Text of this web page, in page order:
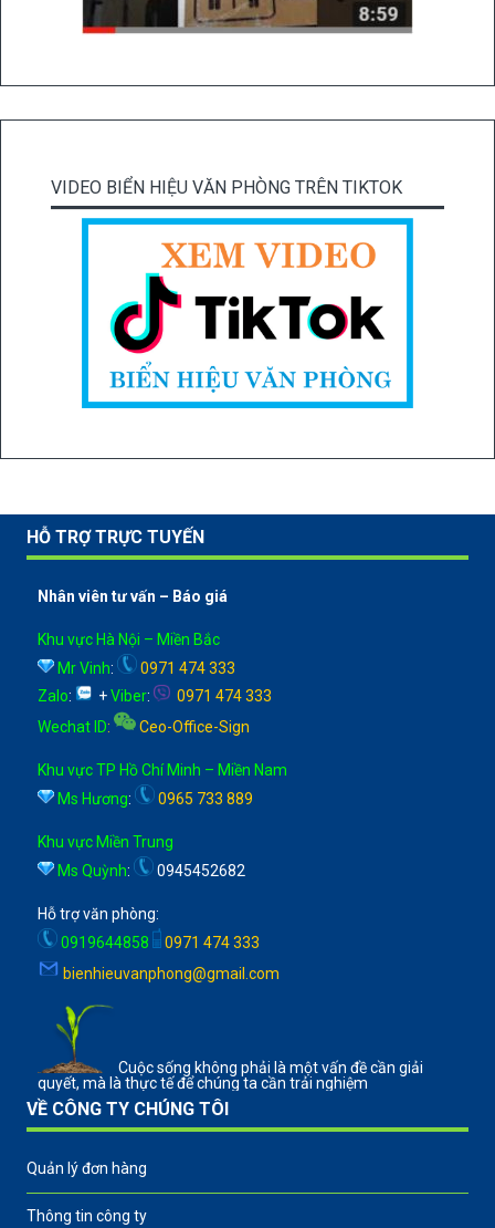
VIDEO BIỂN HIỆU VĂN PHÒNG TRÊN TIKTOK
HỖ TRỢ TRỰC TUYẾN
Nhân viên tư vấn – Báo giá
Khu vực Hà Nội – Miền Bắc
Mr Vinh:
0971 474 333
Zalo: +Viber:
0971 474 333
Wechat ID: Ceo-Office-Sign
Khu vực TP Hồ Chí Minh – Miền Nam
Ms Hương: 0965 733 889
Khu vực Miền Trung
Ms Quỳnh: 0945452682
Hỗ trợ văn phòng:
0919644858
0971 474 333
bienhieuvanphong@gmail.com
Cuộc sống không phải là một vấn đề cần giải
quyết, mà là thực tế để chúng ta cần trải nghiệm
VỀ CÔNG TY CHÚNG TÔI
Quản lý đơn hàng
Thông tin công ty